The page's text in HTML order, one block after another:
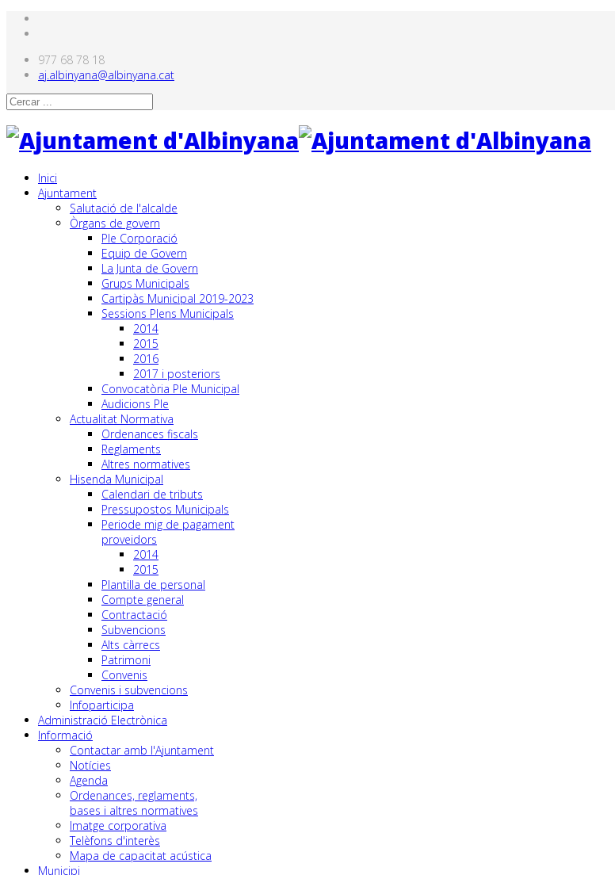
977 68 78 18
aj.albinyana@albinyana.cat
Inici
Ajuntament
Salutació de l'alcalde
Òrgans de govern
Ple Corporació
Equip de Govern
La Junta de Govern
Grups Municipals
Cartipàs Municipal 2019-2023
Sessions Plens Municipals
2014
2015
2016
2017 i posteriors
Convocatòria Ple Municipal
Audicions Ple
Actualitat Normativa
Ordenances fiscals
Reglaments
Altres normatives
Hisenda Municipal
Calendari de tributs
Pressupostos Municipals
Periode mig de pagament
proveidors
2014
2015
Plantilla de personal
Compte general
Contractació
Subvencions
Alts càrrecs
Patrimoni
Convenis
Convenis i subvencions
Infoparticipa
Administració Electrònica
Informació
Contactar amb l'Ajuntament
Notícies
Agenda
Ordenances, reglaments,
bases i altres normatives
Imatge corporativa
Telèfons d'interès
Mapa de capacitat acústica
Municipi